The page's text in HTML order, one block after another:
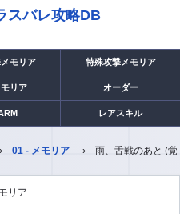
スバレ攻略DB
モリア 特殊攻撃メモリア
リア オーダー
レアスキル
01 - メモリア 雨、舌戦のあと (